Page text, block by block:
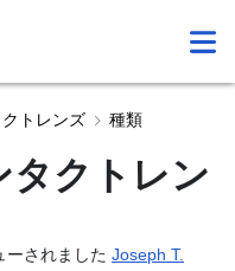
クトレンズ 種類
タクトレン
ーされました Joseph T.